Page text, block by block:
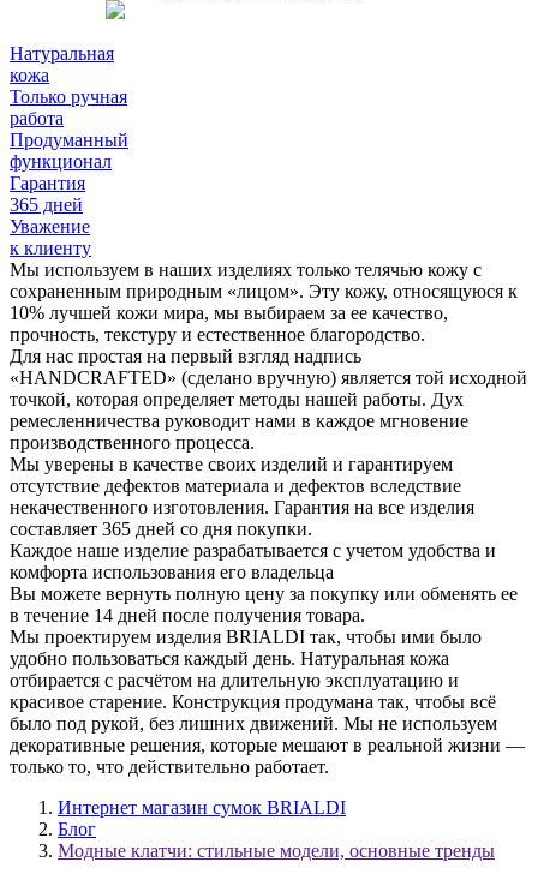
Натуральная
кожа
Только ручная
работа
Продуманный
функционал
Гарантия
365 дней
Уважение
к клиенту
Мы используем в наших изделиях только телячью кожу с
сохраненным природным «лицом». Эту кожу, относящуюся к
10% лучшей кожи мира, мы выбираем за ее качество,
прочность, текстуру и естественное благородство.
Для нас простая на первый взгляд надпись
«HANDCRAFTED» (сделано вручную) является той исходной
точкой, которая определяет методы нашей работы. Дух
ремесленничества руководит нами в каждое мгновение
производственного процесса.
Мы уверены в качестве своих изделий и гарантируем
отсутствие дефектов материала и дефектов вследствие
некачественного изготовления. Гарантия на все изделия
составляет 365 дней со дня покупки.
Каждое наше изделие разрабатывается с учетом удобства и
комфорта использования его владельца
Вы можете вернуть полную цену за покупку или обменять ее
в течение 14 дней после получения товара.
Мы проектируем изделия BRIALDI так, чтобы ими было
удобно пользоваться каждый день. Натуральная кожа
отбирается с расчётом на длительную эксплуатацию и
красивое старение. Конструкция продумана так, чтобы всё
было под рукой, без лишних движений. Мы не используем
декоративные решения, которые мешают в реальной жизни —
только то, что действительно работает.
Интернет магазин сумок BRIALDI
Блог
Модные клатчи: стильные модели, основные тренды